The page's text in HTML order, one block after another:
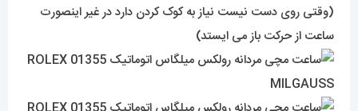
(وقتی روی دست نیست نیاز به کوک کردن دارد در غیر اینصورت
ساعت از حرکت باز می ایستد)